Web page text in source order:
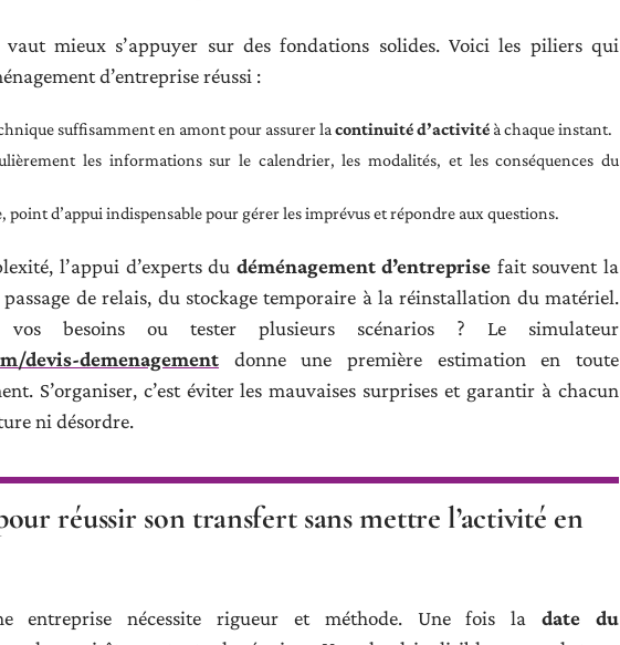
mieux s’appuyer sur des fondations solides. Voici les piliers qui
d’entreprise réussi :
suffisamment en amont pour assurer la continuité d’activité à chaque instant.
les informations sur le calendrier, les modalités, et les conséquences du
d’appui indispensable pour gérer les imprévus et répondre aux questions.
l’appui d’experts du déménagement d’entreprise fait souvent la
de relais, du stockage temporaire à la réinstallation du matériel.
vos besoins ou tester plusieurs scénarios ? Le simulateur
devis-demenagement donne une première estimation en toute
S’organiser, c’est éviter les mauvaises surprises et garantir à chacun
ni désordre.
réussir son transfert sans mettre l’activité en
entreprise nécessite rigueur et méthode. Une fois ladate du